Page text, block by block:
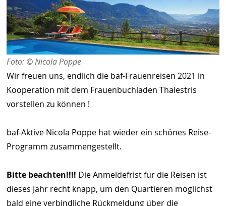
Foto: © Nicola Poppe
Wir freuen uns, endlich die baf-Frauenreisen 2021 in
Kooperation mit dem Frauenbuchladen Thalestris
vorstellen zu können !
baf-Aktive Nicola Poppe hat wieder ein schönes Reise-
Programm zusammengestellt.
Bitte beachten!!!! Die Anmeldefrist für die Reisen ist
dieses Jahr recht knapp, um den Quartieren möglichst
bald eine verbindliche Rückmeldung über die